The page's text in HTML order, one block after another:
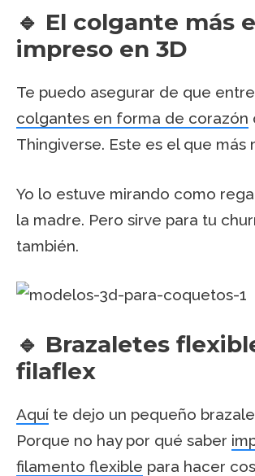
🔹 El colgante más
impreso en 3D
Te puedo asegurar de que
colgantes en forma de corazón
Thingiverse. Este es el que más
Yo lo estuve mirando como
la madre. Pero sirve para tu
también.
🔹 Brazaletes
filaflex
Aquí te dejo un pequeño
Porque no hay por qué saber
filamento flexible para hacer